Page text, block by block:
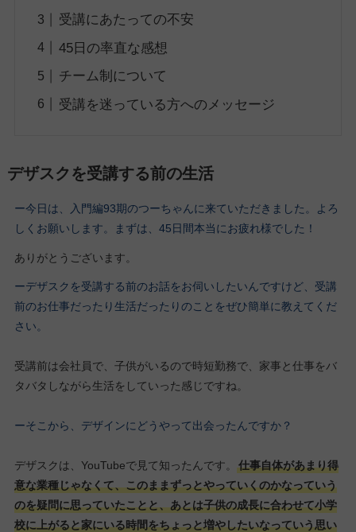
受講にあたっての不安
45日の率直な感想
チーム制について
受講を迷っている方へのメッセージ
デザスクを受講する前の生活
ー今日は、入門編93期のつーちゃんに来ていただきました。よろ
しくお願いします。
まずは、45日間本当にお疲れ様でした ！
ありがとうございます。
ーデザスクを受講する前のお話をお伺いしたいんですけど、受講
前のお仕事だったり生活だったりのことをぜひ簡単に教えてくだ
さい。
受講前は会社員で、子供がいるので時短勤務で、家事と仕事をバ
タバタしながら生活をしていった感じですね。
ーそこから、デザインにどうやって出会ったんですか？
デザスクは、YouTubeで見て知ったんです。
仕事自体があまり得
意な業種じゃなくて、このままずっとやっていくのかなっていう
のを疑問に思っていたことと、あとは子供の成長に合わせて小学
校に上がると家にいる時間をちょっと増やしたいなっていう思い